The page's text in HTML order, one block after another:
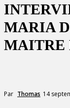
MARIA
MAITRE
Par Thomas 14